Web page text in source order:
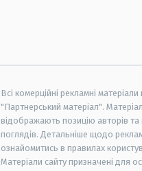
Всі комерційні рекламні
"Партнерський матеріал".
відображають позицію авторів та
поглядів. Детальніше щодо
ознайомитись в правилах
Матеріали сайту призначені для